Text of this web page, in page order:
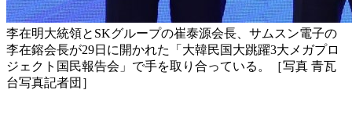
李在明大統領とSKグループの崔泰源会長、サムスン電子の
李在鎔会長が29日に開かれた「大韓民国大跳躍3大メガプロ
ジェクト国民報告会」で手を取り合っている。［写真 青瓦
台写真記者団］